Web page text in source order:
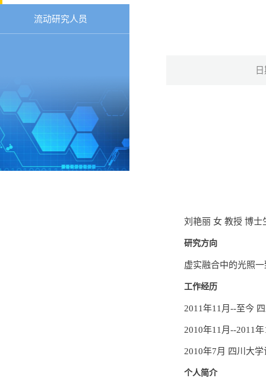
流动研究人员
刘艳丽 女 教授 博士
研究方向
虚实融合中的光照
工作经历
2011年11月--至今
2010年11月--2011
2010年7月 四川大
个人简介